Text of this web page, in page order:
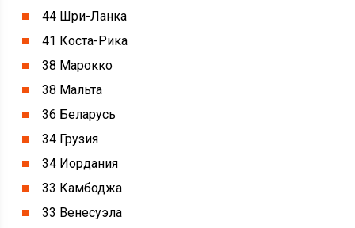
44 Шри-Ланка
41 Коста-Рика
38 Марокко
38 Мальта
36 Беларусь
34 Грузия
34 Иордания
33 Камбоджа
33 Венесуэла